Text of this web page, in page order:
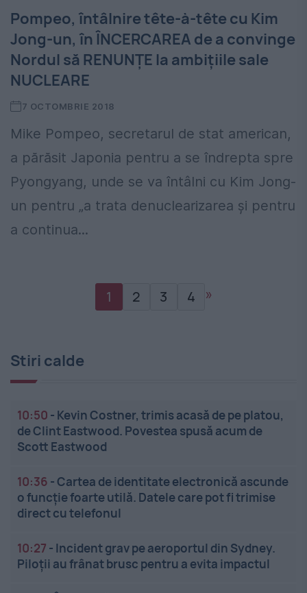
Pompeo, întâlnire tête-à-tête cu Kim
Jong-un, în ÎNCERCAREA de a convinge
Nordul să RENUNŢE la ambiţiile sale
NUCLEARE
7 OCTOMBRIE 2018
Mike Pompeo, secretarul de stat american,
a părăsit Japonia pentru a se îndrepta spre
Pyongyang, unde se va întâlni cu Kim Jong-
un pentru „a trata denuclearizarea şi pentru
a continua...
1 2 3 4 »
Stiri calde
10:50 - Kevin Costner, trimis acasă de pe platou,
de Clint Eastwood. Povestea spusă acum de
Scott Eastwood
10:36 -Cartea de identitate electronică ascunde
o funcție foarte utilă. Datele care pot fi trimise
direct cu telefonul
10:27 - Incident grav pe aeroportul din Sydney.
Piloții au frânat brusc pentru a evita impactul